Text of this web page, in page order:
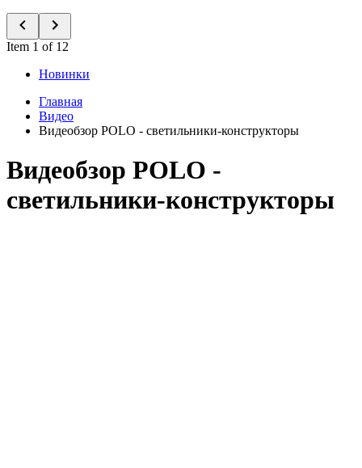
Item 1 of 12
Новинки
Главная
Видео
Видеобзор POLO - светильники-конструкторы
Видеобзор POLO -
светильники-конструкторы